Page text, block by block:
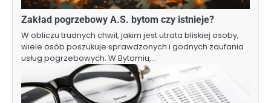
Zakład pogrzebowy A.S. bytom czy istnieje?
W obliczu trudnych chwil, jakim jest utrata bliskiej osoby,
wiele osób poszukuje sprawdzonych i godnych zaufania
usług pogrzebowych. W Bytomiu,…